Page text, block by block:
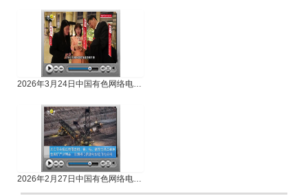
2026年3月24日中国有色网络电视新闻
2026年2月27日中国有色网络电视新闻